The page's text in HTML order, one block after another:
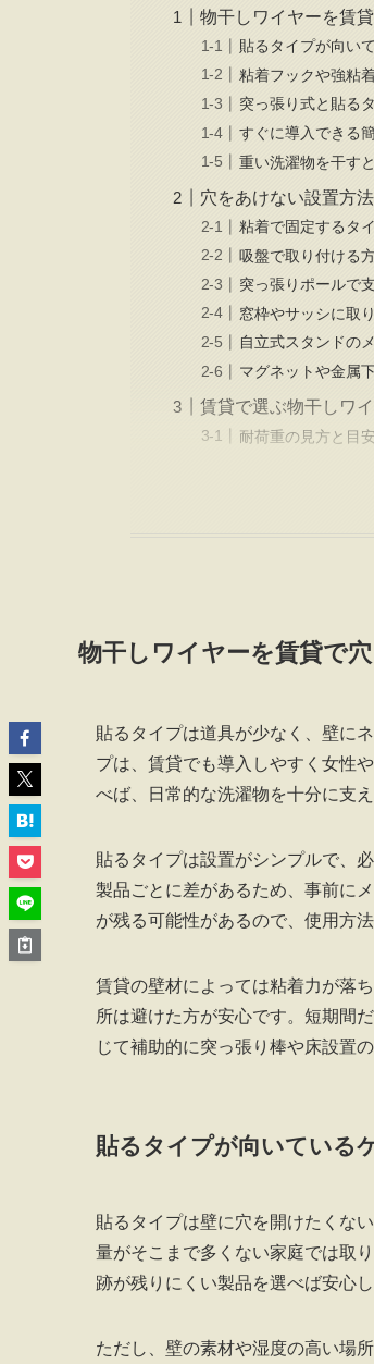
物干しワイヤーを賃
貼るタイプが向い
粘着フックや強粘
突っ張り式と貼る
すぐに導入できる
重い洗濯物を干す
穴をあけない設置方
粘着で固定するタ
吸盤で取り付ける
突っ張りポールで
窓枠やサッシに取
自立式スタンドの
マグネットや金属
賃貸で選ぶ物干しワ
耐荷重の見方と目安
物干しワイヤーを賃貸で
貼るタイプは道具が少なく、壁に
プは、賃貸でも導入しやすく女性
べば、日常的な洗濯物を十分に支え
貼るタイプは設置がシンプルで、
製品ごとに差があるため、事前に
が残る可能性があるので、使用方
賃貸の壁材によっては粘着力が落
所は避けた方が安心です。短期間
じて補助的に突っ張り棒や床設置
貼るタイプが向いている
貼るタイプは壁に穴を開けたくな
量がそこまで多くない家庭では取
跡が残りにくい製品を選べば安心し
ただし、壁の素材や湿度の高い場